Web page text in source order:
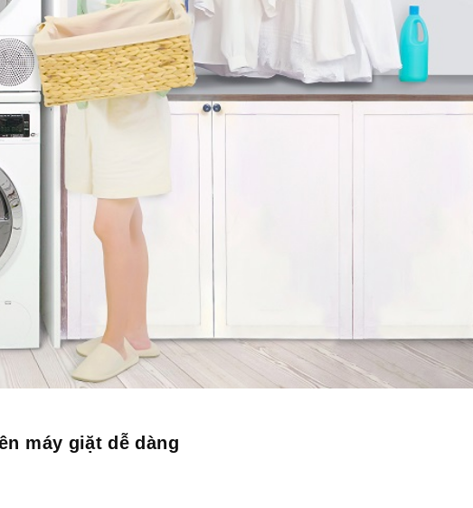
máy giặt dễ dàng